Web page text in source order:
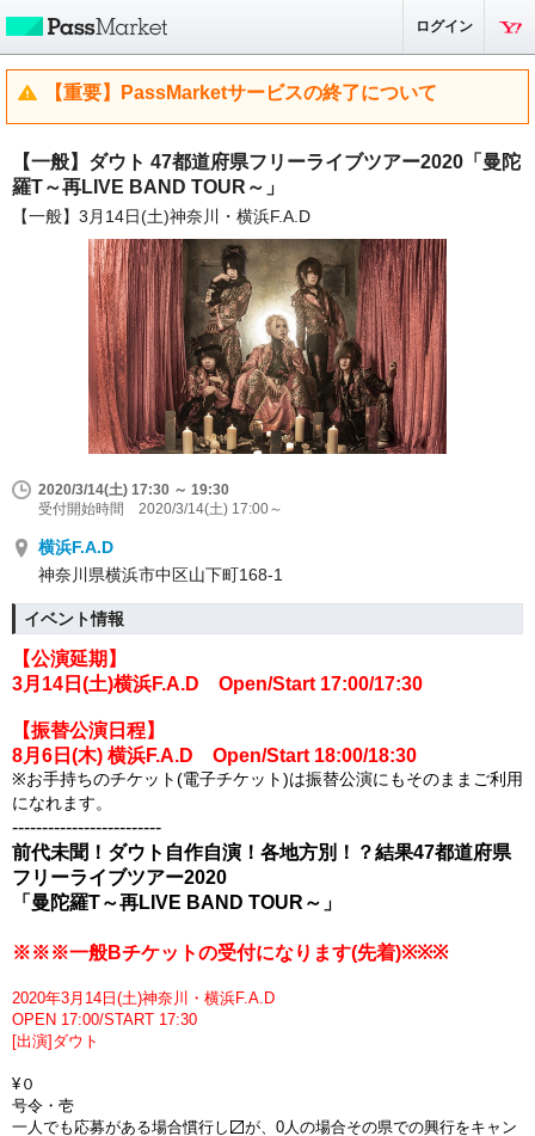
ログイン
【重要】PassMarketサービスの終了について
【一般】ダウト 47都道府県フリーライブツアー2020「曼陀
羅T～再LIVE BAND TOUR～」
【一般】3月14日(土)神奈川・横浜F.A.D
2020/3/14(土) 17:30 ～ 19:30
受付開始時間 2020/3/14(土) 17:00～
横浜F.A.D
神奈川県横浜市中区山下町168-1
イベント情報
【公演延期】
3月14日(土)横浜F.A.D Open/Start 17:00/17:30
【振替公演日程】
8月6日(木) 横浜F.A.D Open/Start 18:00/18:30
※お手持ちのチケット(電子チケット)は振替公演にもそのままご利用
になれます。
-------------------------
前代未聞！ダウト自作自演！各地方別！？結果47都道府県
フリーライブツアー2020
「曼陀羅T～再LIVE BAND TOUR～」
※※※一般Bチケットの受付になります(先着)※※※
2020年3月14日(土)神奈川・横浜F.A.D
OPEN 17:00/START 17:30
[出演]ダウト
¥０
号令・壱
一人でも応募がある場合慣行し〼が、0人の場合その県での興行をキャン